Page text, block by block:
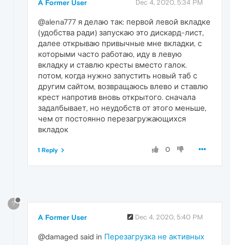
A Former User Dec 4, 2020, 5:34 PM
@alena777 я делаю так: первой левой вкладке
(удобства ради) запускаю это дискард-лист,
далее открываю привычные мне вкладки, с
которыми часто работаю, иду в левую
вкладку и ставлю кресты вместо галок.
потом, когда нужно запустить новый таб с
другим сайтом, возвращаюсь влево и ставлю
крест напротив вновь открытого. сначала
задалбывает, но неудобств от этого меньше,
чем от постоянно перезагружающихся
вкладок
0
1 Reply
?
A Former User Dec 4, 2020, 5:40 PM
@damaged said in Перезагрузка не активных